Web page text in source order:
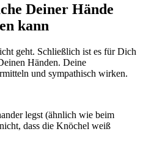
Deiner Hände
kann
geht. Schließlich ist es für Dich
Händen. Deine
und sympathisch wirken.
legst (ähnlich wie beim
dass die Knöchel weiß